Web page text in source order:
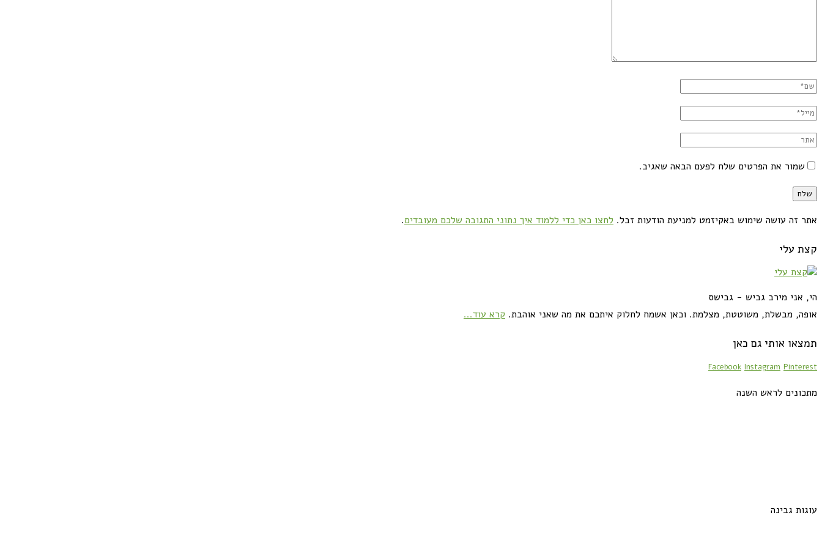
שמור את הפרטים שלח לפעם הבאה שאגיב.
אתר זה עושה שימוש באקיזמט למניעת הודעות זבל. לחצו כאן כדי ללמוד איך נתוני התגובה שלכם מעובדים.
קצת עלי
הי, אני מירב גביש - גבישס
אופה, מבשלת, משוטטת, מצלמת. וכאן אשמח לחלוק איתכם את מה שאני אוהבת. קרא עוד...
תמצאו אותי גם כאן
Facebook Instagram Pinterest
מתכונים לראש השנה
עוגות גבינה